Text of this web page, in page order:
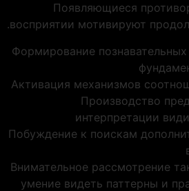
Появляющиеся
восприятии мотивируют
Формирование
Активация механизмов
Производство
интерпретации
Побуждение к поискам
Внимательное рассмотрение
умение видеть паттерны и